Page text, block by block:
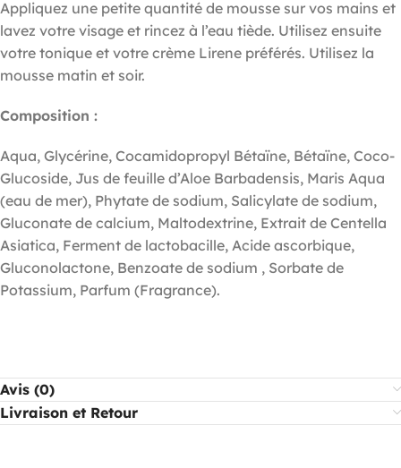
Appliquez une petite quantité de mousse sur vos mains et
lavez votre visage et rincez à l’eau tiède. Utilisez ensuite
votre tonique et votre crème Lirene préférés. Utilisez la
mousse matin et soir.
Composition :
Aqua, Glycérine, Cocamidopropyl Bétaïne, Bétaïne, Coco-
Glucoside, Jus de feuille d’Aloe Barbadensis, Maris Aqua
(eau de mer), Phytate de sodium, Salicylate de sodium,
Gluconate de calcium, Maltodextrine, Extrait de Centella
Asiatica, Ferment de lactobacille, Acide ascorbique,
Gluconolactone, Benzoate de sodium , Sorbate de
Potassium, Parfum (Fragrance).
Avis (0)
Livraison et Retour